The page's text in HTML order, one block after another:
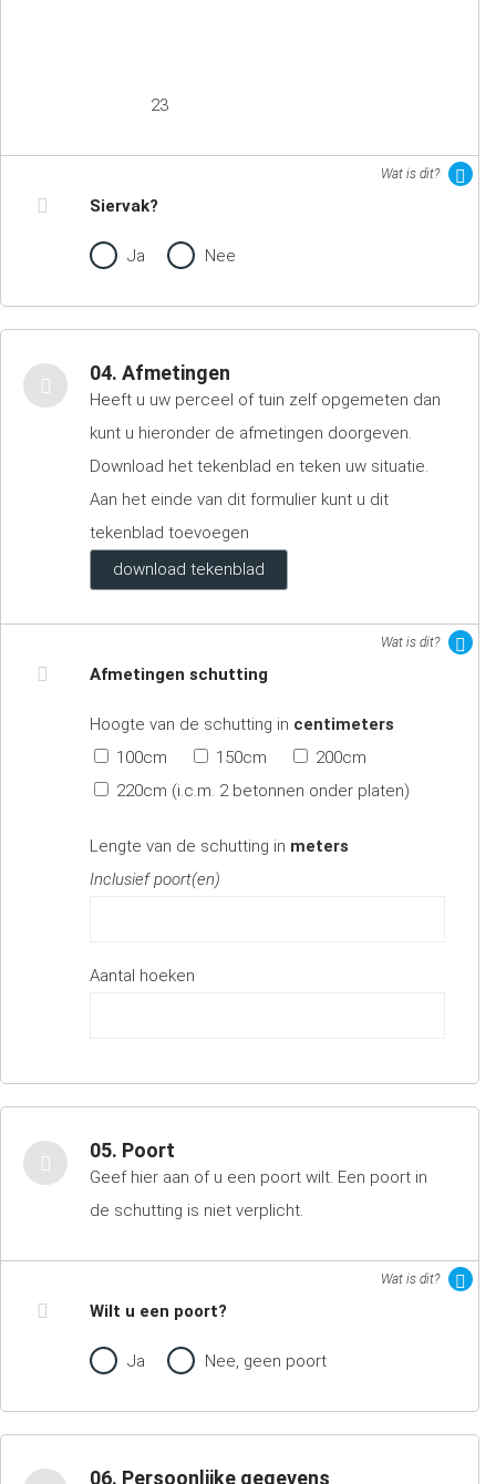
23
Wat is dit?
Siervak?
Ja Nee
04. Afmetingen
Heeft u uw perceel of tuin zelf opgemeten dan
kunt u hieronder de afmetingen doorgeven.
Download het tekenblad en teken uw situatie.
Aan het einde van dit formulier kunt u dit
tekenblad toevoegen
download tekenblad
Wat is dit?
Afmetingen schutting
Hoogte van de schutting in centimeters
100cm
150cm
200cm
220cm (i.c.m. 2 betonnen onder platen)
Lengte van de schutting in meters
Inclusief poort(en)
Aantal hoeken
05. Poort
Geef hier aan of u een poort wilt. Een poort in
de schutting is niet verplicht.
Wat is dit?
Wilt u een poort?
Ja Nee, geen poort
06. Persoonlijke gegevens